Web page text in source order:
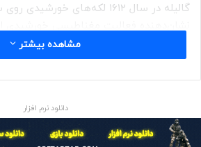
گالیله در سال ۱۶۱۲ لکه‌های
زمان، او و پژوهشگران پس از او درباره
خورشیدی دقیقا از کجا می‌آید سردرگم
مشاهده بیشتر
دانلود نرم افزار